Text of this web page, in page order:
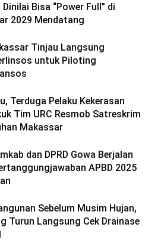
Bisa “Power Full” di
2029 Mendatang
Tinjau Langsung
untuk Piloting
Terduga Pelaku Kekerasan
Tim URC Resmob Satreskrim
Makassar
dan DPRD Gowa Berjalan
APBD 2025
Sebelum Musim Hujan,
Turun Langsung Cek Drainase